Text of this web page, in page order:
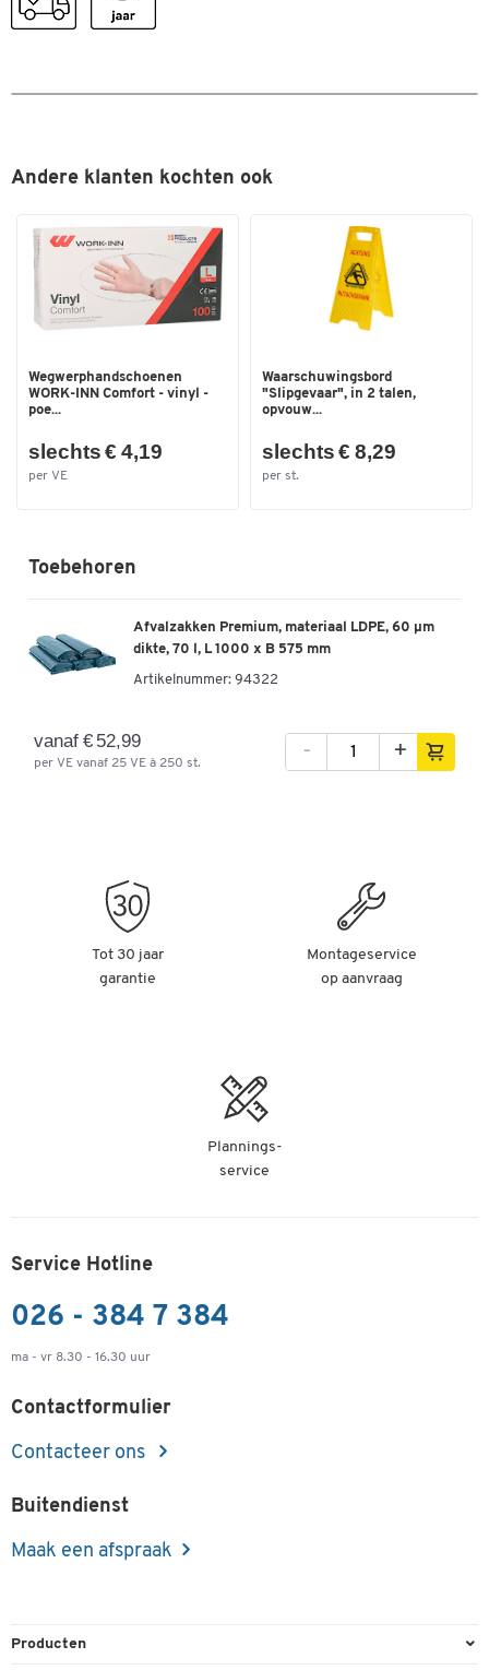
Kleur
Breedte (mm) 400
Andere klanten kochten ook
Wegwerphandschoenen
WORK-INN Comfort - vinyl -
poe...
slechts € 4,19
per VE
Waarschuwingsbord
"Slipgevaar", in 2 talen,
opvouw...
slechts € 8,29
per st.
Toebehoren
Afvalzakken Premium, materiaal LDPE, 60 µm
dikte, 70 l, L 1000 x B 575 mm
Artikelnummer: 94322
vanaf € 52,99
per VE vanaf 25 VE à 250 st.
- +
Tot 30 jaar
garantie
Montageservice
op aanvraag
Plannings-
service
Service Hotline
026 - 384 7 384
ma - vr 8.30 - 16.30 uur
Contactformulier
Contacteer ons
Buitendienst
Maak een afspraak
Producten